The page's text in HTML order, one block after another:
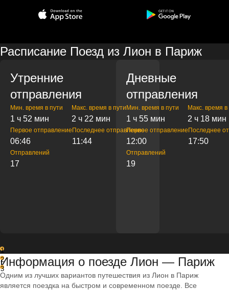
Расписание Поезд из Лион в Париж
Утренние
отправления
Мин. время в пути
1 ч 52 мин
Макс. время в пути
2 ч 22 мин
Первое отправление
06:46
Последнее отправление
11:44
Отправлений
17
Дневные
отправления
Мин. время в пути
1 ч 55 мин
Макс. время в
2 ч 18 мин
Первое отправление
12:00
Последнее
17:50
Отправлений
19
1
2
3
Информация о поезде Лион — Париж
Одним из лучших вариантов путешествия из Лион в Париж
является поездка на быстром и современном поезде. Все